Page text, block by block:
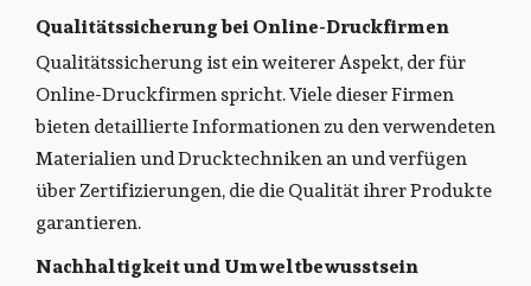
Qualitätssicherung bei Online-Druckfirmen
Qualitätssicherung ist ein weiterer Aspekt, der für
Online-Druckfirmen spricht. Viele dieser Firmen
bieten detaillierte Informationen zu den verwendeten
Materialien und Drucktechniken an und verfügen
über Zertifizierungen, die die Qualität ihrer Produkte
garantieren.
Nachhaltigkeit und Umweltbewusstsein